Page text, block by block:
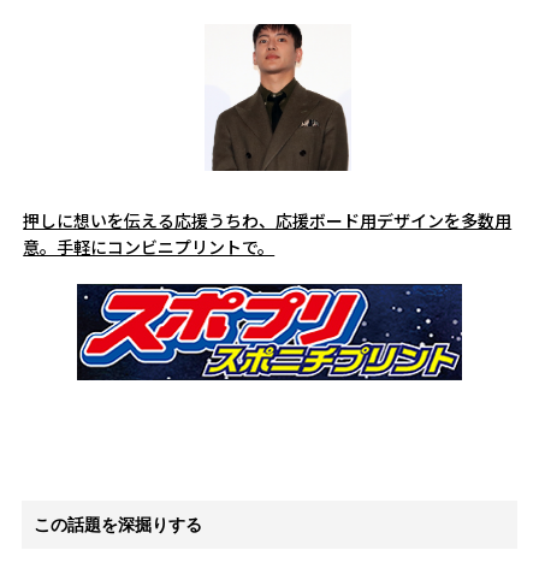
押しに想いを伝える応援うちわ、応援ボード用デザインを多数用
意。手軽にコンビニプリントで。
この話題を深掘りする